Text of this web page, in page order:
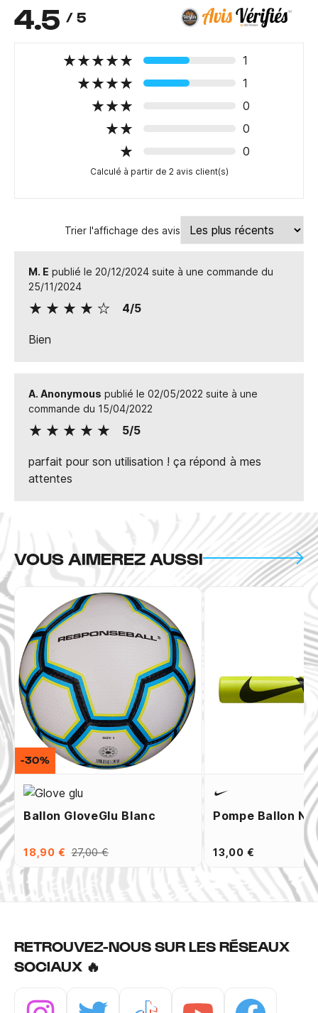
4.5 / 5
1
1
0
0
0
Calculé à partir de 2 avis client(s)
Trier l'affichage des avis
M. E publié le 20/12/2024 suite à une commande du
25/11/2024
4/5
Bien
A. Anonymous publié le 02/05/2022 suite à une
commande du 15/04/2022
5/5
parfait pour son utilisation ! ça répond à mes
attentes
VOUS AIMEREZ AUSSI
Ballon GloveGlu Blanc
18,90 € 27,00 €
-30%
Pompe Ballon
13,00 €
RETROUVEZ-NOUS SUR LES RÉSEAUX
SOCIAUX 🔥